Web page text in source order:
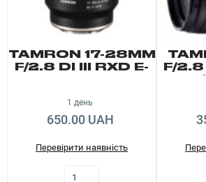
TAMRON 17-28MM
F/2.8 DI III RXD E-
1 день
650.00 UAH
Перевірити наявність
F/2.8